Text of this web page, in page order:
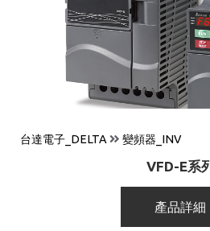
台達電子_DELTA 變頻器_INV
VFD-E系
產品詳細